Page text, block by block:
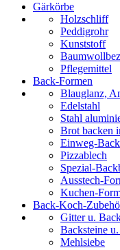
Gärkörbe
Holzschliff
Peddigrohr
Kunststoff
Pflegemittel
Back-Formen
Blauglanz,
Edelstahl
Stahl
Brot backen
Einweg-
Pizzablech
Spezial-
Ausstech-
Kuchen-
Back-Koch-
Gitter u.
Backsteine
Mehlsiebe